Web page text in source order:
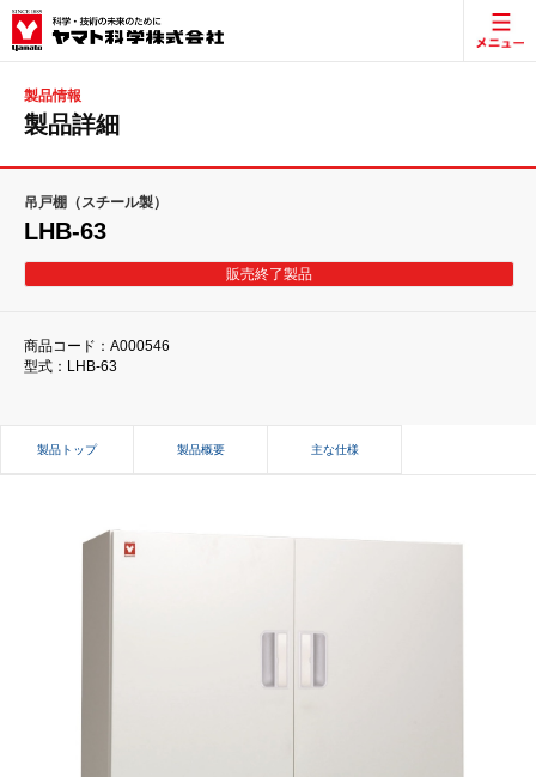
製品情報
製品詳細
吊戸棚（スチール製）
LHB-63
販売終了製品
商品コード：A000546
型式：LHB-63
製品トップ 製品概要 主な仕様